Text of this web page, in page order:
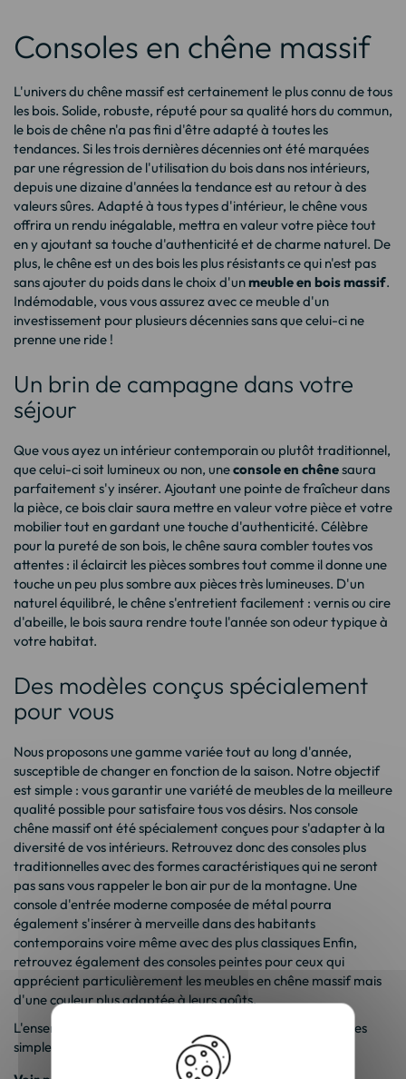
Consoles en chêne massif
L'univers du chêne massif est certainement le plus connu de tous
les bois. Solide, robuste, réputé pour sa qualité hors du commun,
le bois de chêne n'a pas fini d'être adapté à toutes les
tendances. Si les trois dernières décennies ont été marquées
par une régression de l'utilisation du bois dans nos intérieurs,
depuis une dizaine d'années la tendance est au retour à des
valeurs sûres. Adapté à tous types d'intérieur, le chêne vous
offrira un rendu inégalable, mettra en valeur votre pièce tout
en y ajoutant sa touche d'authenticité et de charme naturel. De
plus, le chêne est un des bois les plus résistants ce qui n'est pas
sans ajouter du poids dans le choix d'unmeuble en bois massif.
Indémodable, vous vous assurez avec ce meuble d'un
investissement pour plusieurs décennies sans que celui-ci ne
prenne une ride !
Un brin de campagne dans votre
séjour
Que vous ayez un intérieur contemporain ou plutôt traditionnel,
que celui-ci soit lumineux ou non, uneconsole en chênesaura
parfaitement s'y insérer. Ajoutant une pointe de fraîcheur dans
la pièce, ce bois clair saura mettre en valeur votre pièce et votre
mobilier tout en gardant une touche d'authenticité. Célèbre
pour la pureté de son bois, le chêne saura combler toutes vos
attentes : il éclaircit les pièces sombres tout comme il donne une
touche un peu plus sombre aux pièces très lumineuses. D'un
naturel équilibré, le chêne s'entretient facilement : vernis ou cire
d'abeille, le bois saura rendre toute l'année son odeur typique à
votre habitat.
Des modèles conçus spécialement
pour vous
Nous proposons une gamme variée tout au long d'année,
susceptible de changer en fonction de la saison. Notre objectif
est simple : vous garantir une variété de meubles de la meilleure
qualité possible pour satisfaire tous vos désirs. Nos console
chêne massif ont été spécialement conçues pour s'adapter à la
diversité de vos intérieurs. Retrouvez donc des consoles plus
traditionnelles avec des formes caractéristiques qui ne seront
pas sans vous rappeler le bon air pur de la montagne. Une
console d'entrée modernecomposée de métal pourra
également s'insérer à merveille dans des habitants
contemporains voire même avec des plus classiques Enfin,
retrouvez également des consoles peintes pour ceux qui
apprécient particulièrement les meubles en chêne massif mais
d'une couleur plus adaptée à leurs goûts.
L'ensemble de nos modèles ont été façonnés avec des lignes
simples pour conserver la sobriété et l'élégance du bois.